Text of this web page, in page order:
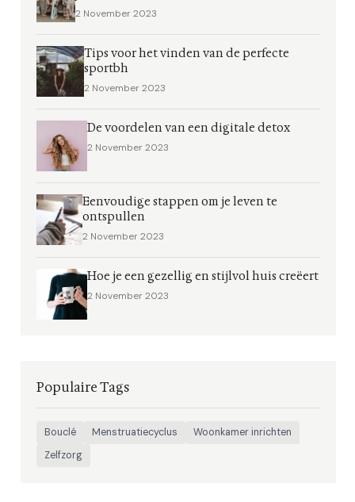
2 November 2023
Tips voor het vinden van de perfecte
sportbh
2 November 2023
De voordelen van een digitale detox
2 November 2023
Eenvoudige stappen om je leven te
ontspullen
2 November 2023
Hoe je een gezellig en stijlvol huis creëert
2 November 2023
Populaire Tags
Bouclé Menstruatiecyclus
Woonkamer inrichten
Zelfzorg